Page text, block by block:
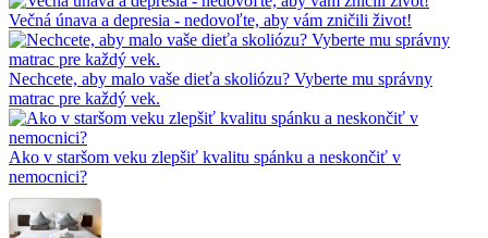
Večná únava a depresia - nedovoľte, aby vám zničili život!
Nechcete, aby malo vaše dieťa skoliózu? Vyberte mu správny
matrac pre každý vek.
Ako v staršom veku zlepšiť kvalitu spánku a neskončiť v
nemocnici?